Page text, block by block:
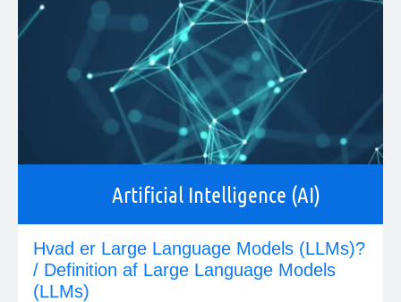
Artificial Intelligence (AI)
Hvad er Large Language Models (LLMs)?
/ Definition af Large Language Models
(LLMs)